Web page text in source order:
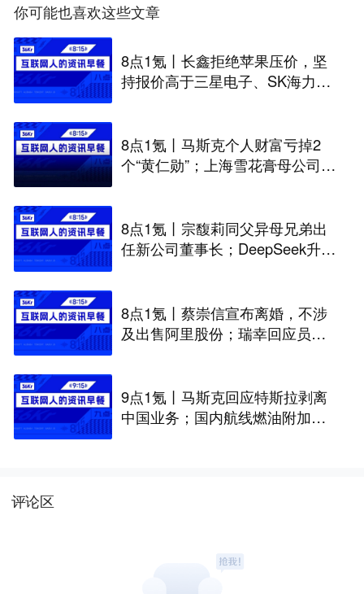
你可能也喜欢这些文章
8点1氪丨长鑫拒绝苹果压价，坚
持报价高于三星电子、SK海力
状态”
8点1氪丨马斯克个人财富亏掉2
个“黄仁勋”；上海雪花膏母公司破
8点1氪丨宗馥莉同父异母兄弟出
任新公司董事长；DeepSeek升至
8点1氪丨蔡崇信宣布离婚，不涉
及出售阿里股份；瑞幸回应员工
9点1氪丨马斯克回应特斯拉剥离
中国业务；国内航线燃油附加费
评论区